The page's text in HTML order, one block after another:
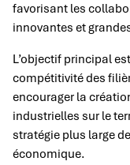
favorisant les
innovantes et
L’objectif principal
compétitivité des
encourager la
industrielles sur le
stratégie plus large
économique.